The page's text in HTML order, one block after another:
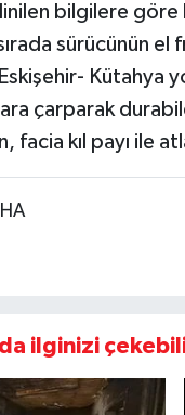
bilgilere göre
sürücünün el
Kütahya
çarparak
facia kıl payı ile
İHA
ilginizi